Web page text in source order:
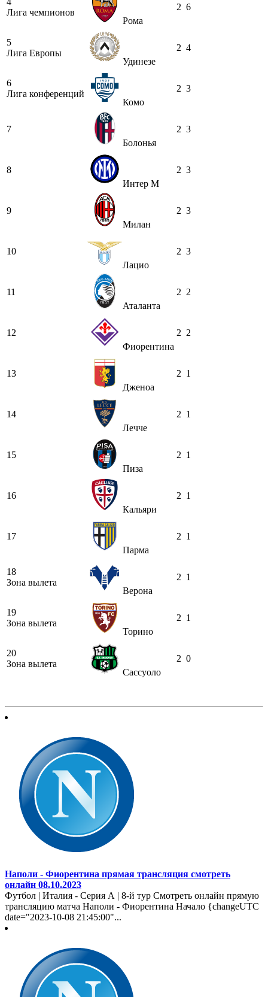
Лига чемпионов
Рома
2 6
5
Лига Европы
Удинезе
2 4
6
Лига конференций
Комо
2 3
7
Болонья
2 3
8
Интер М
2 3
9
Милан
2 3
10
Лацио
2 3
11
Аталанта
2 2
12
Фиорентина
2 2
13
Дженоа
2 1
14
Лечче
2 1
15
Пиза
2 1
16
Кальяри
2 1
17
Парма
2 1
18
Зона вылета
Верона
2 1
19
Зона вылета
Торино
2 1
20
Зона вылета
Сассуоло
2 0
Наполи - Фиорентина прямая трансляция смотреть
онлайн 08.10.2023
Футбол | Италия - Серия А | 8-й тур Смотреть онлайн прямую
трансляцию матча Наполи - Фиорентина Начало {changeUTC
date="2023-10-08 21:45:00"...